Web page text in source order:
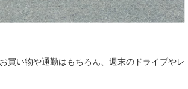
買い物や通勤はもちろん、週末のドライブやレ